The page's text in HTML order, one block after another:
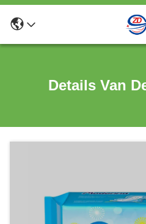
Details Van